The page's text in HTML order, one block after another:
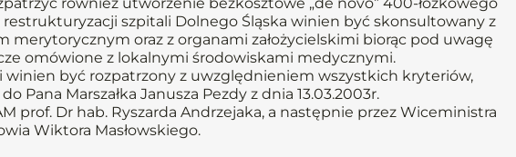
szpitali Dolnego Śląska winien być skonsultowany z
oraz z organami założycielskimi biorąc pod uwagę
omówione z lokalnymi środowiskami medycznymi.
być rozpatrzony z uwzględnieniem wszystkich kryteriów,
Pana Marszałka Janusza Pezdy z dnia 13.03.2003r.
prof. Dr hab. Ryszarda Andrzejaka, a następnie przez Wiceministra
Wiktora Masłowskiego.